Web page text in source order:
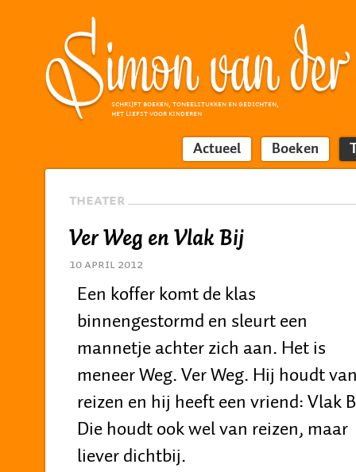
SCHRIJFT BOEKEN, TONEELSTUKKEN EN GEDICHTEN,
HET LIEFST VOOR KINDEREN
Actueel Boeken
THEATER
Ver Weg en Vlak Bij
10 april 2012
Een koffer komt de klas
binnengestormd en sleurt een
mannetje achter zich aan. Het is
meneer Weg. Ver Weg. Hij houdt
reizen en hij heeft een vriend: Vlak
Die houdt ook wel van reizen, maar
liever dichtbij.